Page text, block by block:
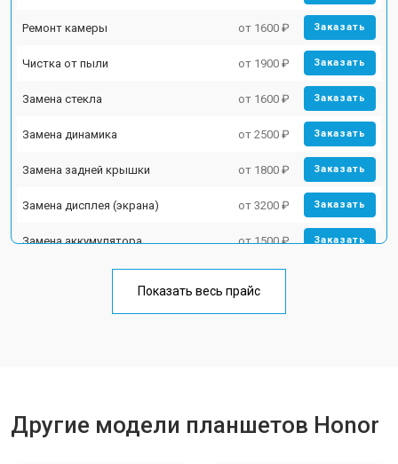
Ремонт камеры от 1600 ₽ Заказать
Чистка от пыли от 1900 ₽ Заказать
Замена стекла от 1600 ₽ Заказать
Замена динамика от 2500 ₽ Заказать
Замена задней крышки от 1800 ₽ Заказать
Замена дисплея (экрана) от 3200 ₽ Заказать
Замена аккумулятора от 1500 ₽ Заказать
Замена материнской платы от 3200 ₽
Показать весь прайс
Другие модели планшетов Honor